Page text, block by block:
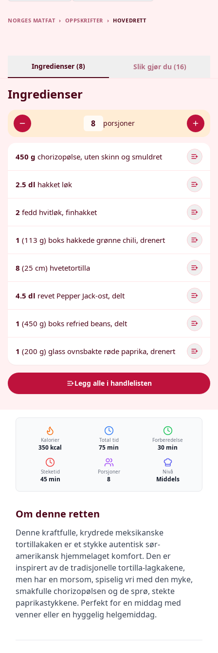
NORGES MATFAT › OPPSKRIFTER › HOVEDRETT
Ingredienser (8) Slik gjør du (16)
Ingredienser
8 porsjoner
450 g chorizopølse, uten skinn og smuldret
2.5 dl hakket løk
2 fedd hvitløk, finhakket
1 (113 g) boks hakkede grønne chili, drenert
8 (25 cm) hvetetortilla
4.5 dl revet Pepper Jack-ost, delt
1 (450 g) boks refried beans, delt
1 (200 g) glass ovnsbakte røde paprika, drenert
Legg alle i handlelisten
Kalorier
350 kcal
Total tid
75 min
Forberedelse
30 min
Steketid
45 min
Porsjoner
8
Nivå
Middels
Om denne retten
Denne kraftfulle, krydrede meksikanske
tortillakaken er et stykke autentisk sør-
amerikansk hjemmelaget komfort. Den er
inspirert av de tradisjonelle tortilla-lagkakene,
men har en morsom, spiselig vri med den myke,
smakfulle chorizopølsen og de sprø, stekte
paprikastykkene. Perfekt for en middag med
venner eller en hyggelig helgemiddag.